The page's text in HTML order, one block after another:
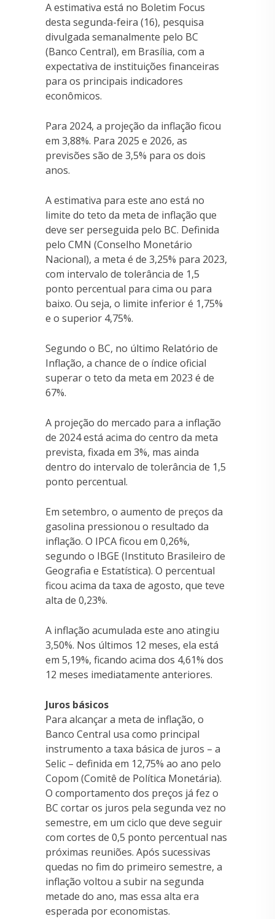
A estimativa está no Boletim Focus
desta segunda-feira (16), pesquisa
divulgada semanalmente pelo BC
(Banco Central), em Brasília, com a
expectativa de instituições financeiras
para os principais indicadores
econômicos.
Para 2024, a projeção da inflação ficou
em 3,88%. Para 2025 e 2026, as
previsões são de 3,5% para os dois
anos.
A estimativa para este ano está no
limite do teto da meta de inflação que
deve ser perseguida pelo BC. Definida
pelo CMN (Conselho Monetário
Nacional), a meta é de 3,25% para 2023,
com intervalo de tolerância de 1,5
ponto percentual para cima ou para
baixo. Ou seja, o limite inferior é 1,75%
e o superior 4,75%.
Segundo o BC, no último Relatório de
Inflação, a chance de o índice oficial
superar o teto da meta em 2023 é de
67%.
A projeção do mercado para a inflação
de 2024 está acima do centro da meta
prevista, fixada em 3%, mas ainda
dentro do intervalo de tolerância de 1,5
ponto percentual.
Em setembro, o aumento de preços da
gasolina pressionou o resultado da
inflação. O IPCA ficou em 0,26%,
segundo o IBGE (Instituto Brasileiro de
Geografia e Estatística). O percentual
ficou acima da taxa de agosto, que teve
alta de 0,23%.
A inflação acumulada este ano atingiu
3,50%. Nos últimos 12 meses, ela está
em 5,19%, ficando acima dos 4,61% dos
12 meses imediatamente anteriores.
Juros básicos
Para alcançar a meta de inflação, o
Banco Central usa como principal
instrumento a taxa básica de juros – a
Selic – definida em 12,75% ao ano pelo
Copom (Comitê de Política Monetária).
O comportamento dos preços já fez o
BC cortar os juros pela segunda vez no
semestre, em um ciclo que deve seguir
com cortes de 0,5 ponto percentual nas
próximas reuniões. Após sucessivas
quedas no fim do primeiro semestre, a
inflação voltou a subir na segunda
metade do ano, mas essa alta era
esperada por economistas.